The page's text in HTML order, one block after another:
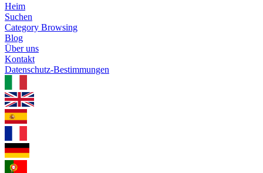
Heim
Suchen
Category Browsing
Blog
Über uns
Kontakt
Datenschutz-Bestimmungen